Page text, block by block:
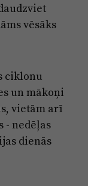
vēsāks
ciklonu
un mākoņi
vietām arī
- nedēļas
dienās